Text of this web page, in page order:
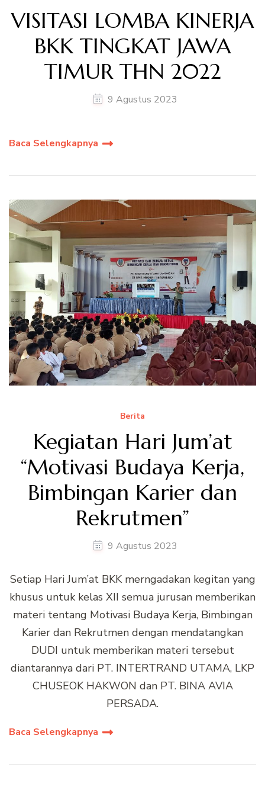
VISITASI LOMBA KINERJA
BKK TINGKAT JAWA
TIMUR THN 2022
9 Agustus 2023
Baca Selengkapnya
Berita
Kegiatan Hari Jum’at
“Motivasi Budaya Kerja,
Bimbingan Karier dan
Rekrutmen”
9 Agustus 2023
Setiap Hari Jum’at BKK merngadakan kegitan yang
khusus untuk kelas XII semua jurusan memberikan
materi tentang Motivasi Budaya Kerja, Bimbingan
Karier dan Rekrutmen dengan mendatangkan
DUDI untuk memberikan materi tersebut
diantarannya dari PT. INTERTRAND UTAMA, LKP
CHUSEOK HAKWON dan PT. BINA AVIA
PERSADA.
Baca Selengkapnya